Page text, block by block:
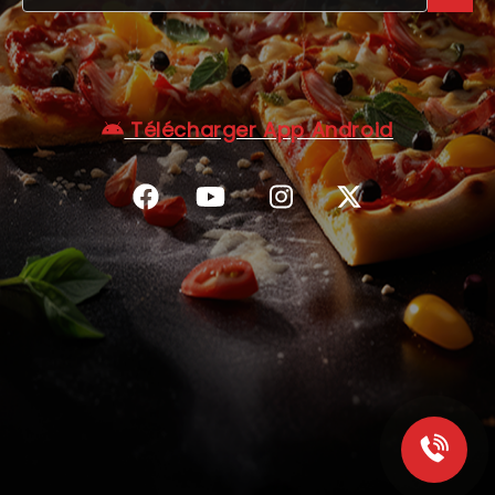
C.G.V
Télécharger App Android